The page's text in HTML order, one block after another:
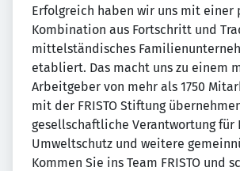
Erfolgreich haben wir uns mit einer
Kombination aus Fortschritt und
mittelständisches
etabliert. Das macht uns zu einem
Arbeitgeber von mehr als 1750
mit der FRISTO Stiftung
gesellschaftliche Verantwortung für
Umweltschutz und weitere
Kommen Sie ins Team FRISTO und